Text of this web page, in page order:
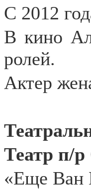
С 2012
В кино
ролей.
Актер
Театр п/
«Еще Ван